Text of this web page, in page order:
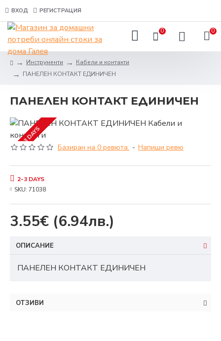
ВХОД РЕГИСТРАЦИЯ
0 0
Инструменти
Кабели и контакти
ПАНЕЛЕН КОНТАКТ ЕДИНИЧЕН
ПАНЕЛЕН КОНТАКТ ЕДИНИЧЕН
2-3 DAYS Базиран на 0 ревюта. - Напиши ревю
3.55€ (6.94лв.)
2-3 DAYS
SKU: 71038
ОПИСАНИЕ
ПАНЕЛЕН КОНТАКТ ЕДИНИЧЕН
ОТЗИВИ